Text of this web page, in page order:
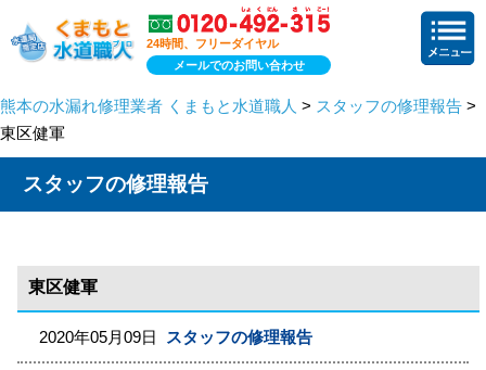
24時間、フリーダイヤル
メールでのお問い合わせ
熊本の水漏れ修理業者 くまもと水道職人 > スタッフの修理報告 >
東区健軍
スタッフの修理報告
東区健軍
2020年05月09日 スタッフの修理報告